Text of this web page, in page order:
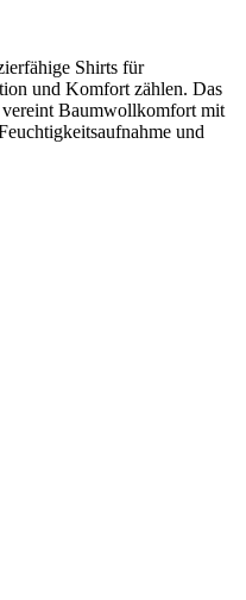
Shirts für
und Komfort zählen. Das
Baumwollkomfort mit
und